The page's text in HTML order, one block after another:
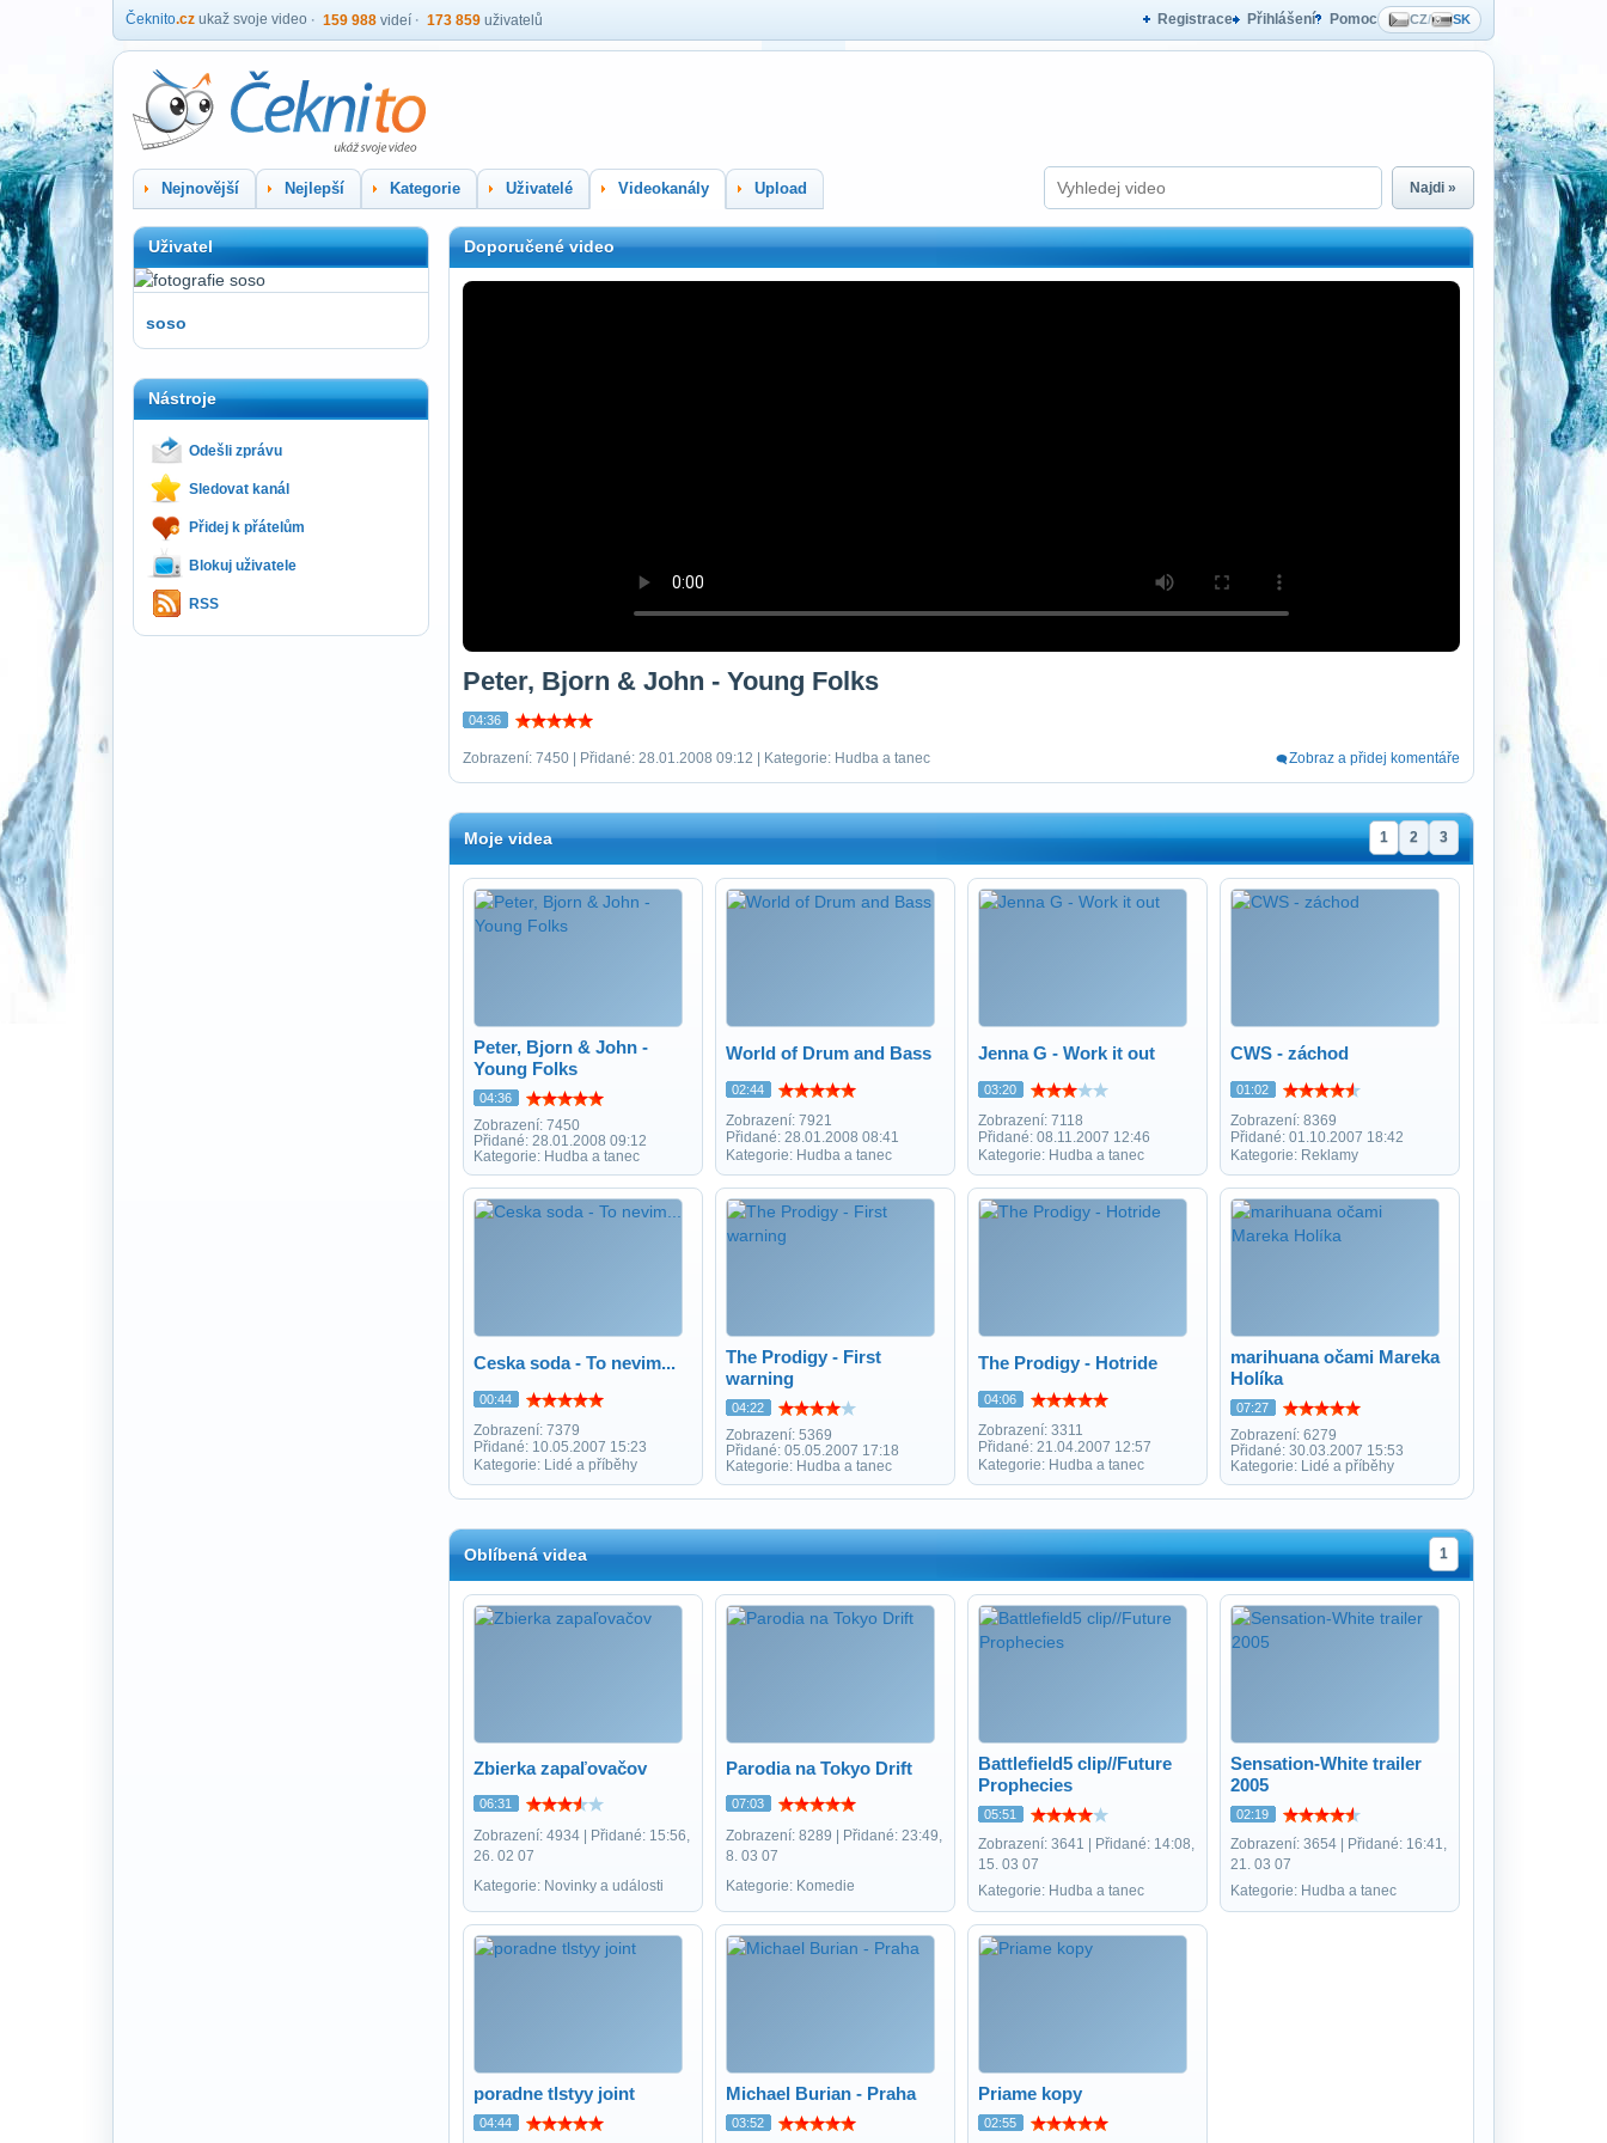
Čeknito.cz ukaž svoje video 159 988 videí 173 859 uživatelů Registrace Přihlášení Pomoc CZ/ SK
Nejnovější Nejlepší Kategorie Uživatelé Videokanály Upload Najdi »
Uživatel
soso
Nástroje
Odešli zprávu
Sledovat kanál
Přidej k přátelům
Blokuj uživatele
RSS
Doporučené video
Peter, Bjorn & John - Young Folks
04:36
Zobrazení: 7450 | Přidané: 28.01.2008 09:12 | Kategorie: Hudba a tanec Zobraz a přidej komentáře
Moje videa 1 2 3
Peter, Bjorn & John -
Young Folks
04:36
Zobrazení: 7450
Přidané: 28.01.2008 09:12
Kategorie: Hudba a tanec
World of Drum and Bass
02:44
Zobrazení: 7921
Přidané: 28.01.2008 08:41
Kategorie: Hudba a tanec
Jenna G - Work it out
03:20
Zobrazení: 7118
Přidané: 08.11.2007 12:46
Kategorie: Hudba a tanec
CWS - záchod
01:02
Zobrazení: 8369
Přidané: 01.10.2007 18:42
Kategorie: Reklamy
Ceska soda - To nevim...
00:44
Zobrazení: 7379
Přidané: 10.05.2007 15:23
Kategorie: Lidé a příběhy
The Prodigy - First
warning
04:22
Zobrazení: 5369
Přidané: 05.05.2007 17:18
Kategorie: Hudba a tanec
The Prodigy - Hotride
04:06
Zobrazení: 3311
Přidané: 21.04.2007 12:57
Kategorie: Hudba a tanec
marihuana očami Mareka
Holíka
07:27
Zobrazení: 6279
Přidané: 30.03.2007 15:53
Kategorie: Lidé a příběhy
Oblíbená videa 1
Zbierka zapaľovačov
06:31
Zobrazení: 4934 | Přidané: 15:56,
26. 02 07
Kategorie: Novinky a události
Parodia na Tokyo Drift
07:03
Zobrazení: 8289 | Přidané: 23:49,
8. 03 07
Kategorie: Komedie
Battlefield5 clip//Future
Prophecies
05:51
Zobrazení: 3641 | Přidané: 14:08,
15. 03 07
Kategorie: Hudba a tanec
Sensation-White trailer
2005
02:19
Zobrazení: 3654 | Přidané: 16:41,
21. 03 07
Kategorie: Hudba a tanec
poradne tlstyy joint
04:44
Michael Burian - Praha
03:52
Priame kopy
02:55